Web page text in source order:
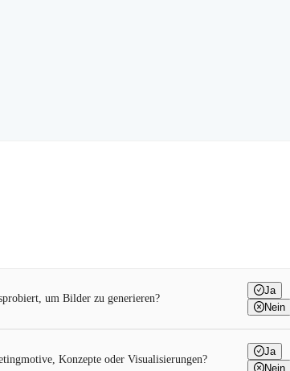
um Bilder zu generieren?
Ja
Nein
Konzepte oder Visualisierungen?
Ja
Nein